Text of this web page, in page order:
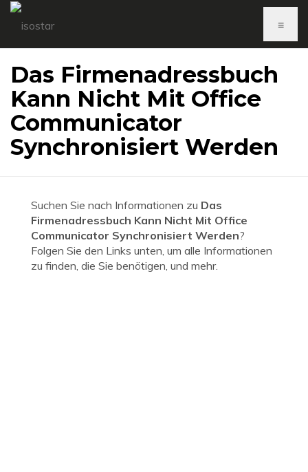
≡
Das Firmenadressbuch
Kann Nicht Mit Office
Communicator
Synchronisiert Werden
Suchen Sie nach Informationen zu Das
Firmenadressbuch Kann Nicht Mit Office
Communicator Synchronisiert Werden?
Folgen Sie den Links unten, um alle Informationen
zu finden, die Sie benötigen, und mehr.